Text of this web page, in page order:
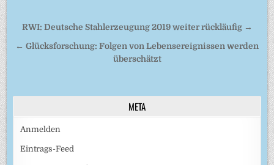
Beitragsnavigation
RWI: Deutsche Stahlerzeugung 2019 weiter rückläufig →
← Glücksforschung: Folgen von Lebensereignissen werden
überschätzt
META
Anmelden
Eintrags-Feed